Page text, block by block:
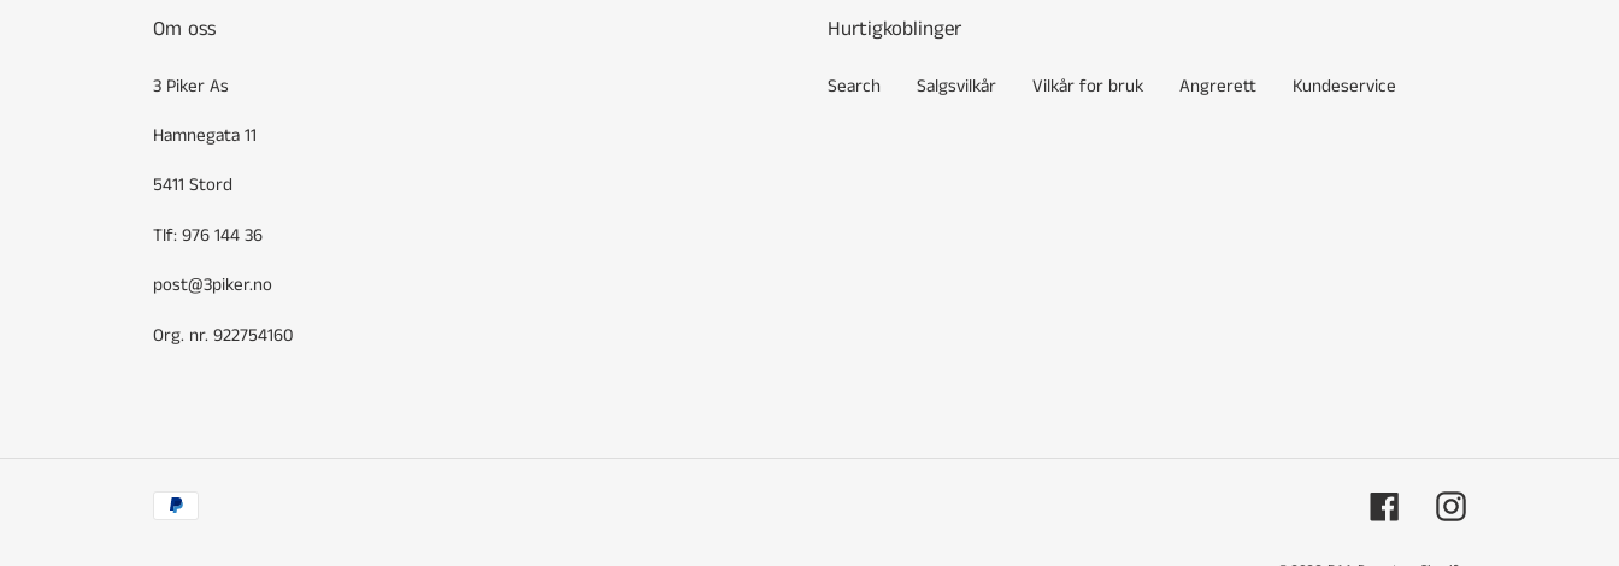
Om oss
3 Piker As
Hamnegata 11
5411 Stord
Tlf: 976 144 36
post@3piker.no
Org. nr. 922754160
Hurtigkoblinger
Search Salgsvilkår Vilkår for bruk Angrerett Kundeservice
Betalingsmetoder FacebookInstagram